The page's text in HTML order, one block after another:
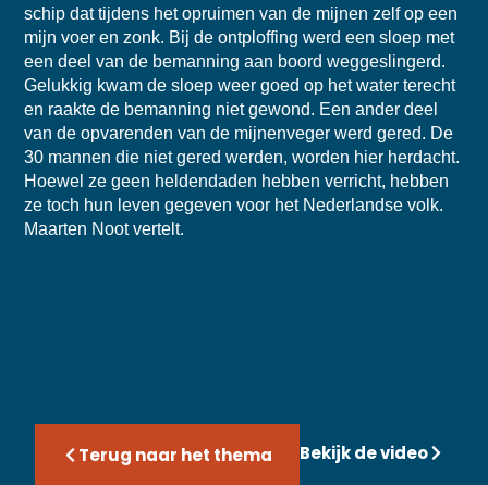
schip dat tijdens het opruimen van de mijnen zelf op een
mijn voer en zonk. Bij de ontploffing werd een sloep met
een deel van de bemanning aan boord weggeslingerd.
Gelukkig kwam de sloep weer goed op het water terecht
en raakte de bemanning niet gewond. Een ander deel
van de opvarenden van de mijnenveger werd gered. De
30 mannen die niet gered werden, worden hier herdacht.
Hoewel ze geen heldendaden hebben verricht, hebben
ze toch hun leven gegeven voor het Nederlandse volk.
Maarten Noot vertelt.
Terug naar het thema Bekijk de video